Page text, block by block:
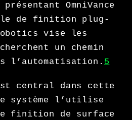
présentant OmniVance
de finition plug-
vise les
un chemin
l’automatisation. 5
central dans cette
système l’utilise
finition de surface